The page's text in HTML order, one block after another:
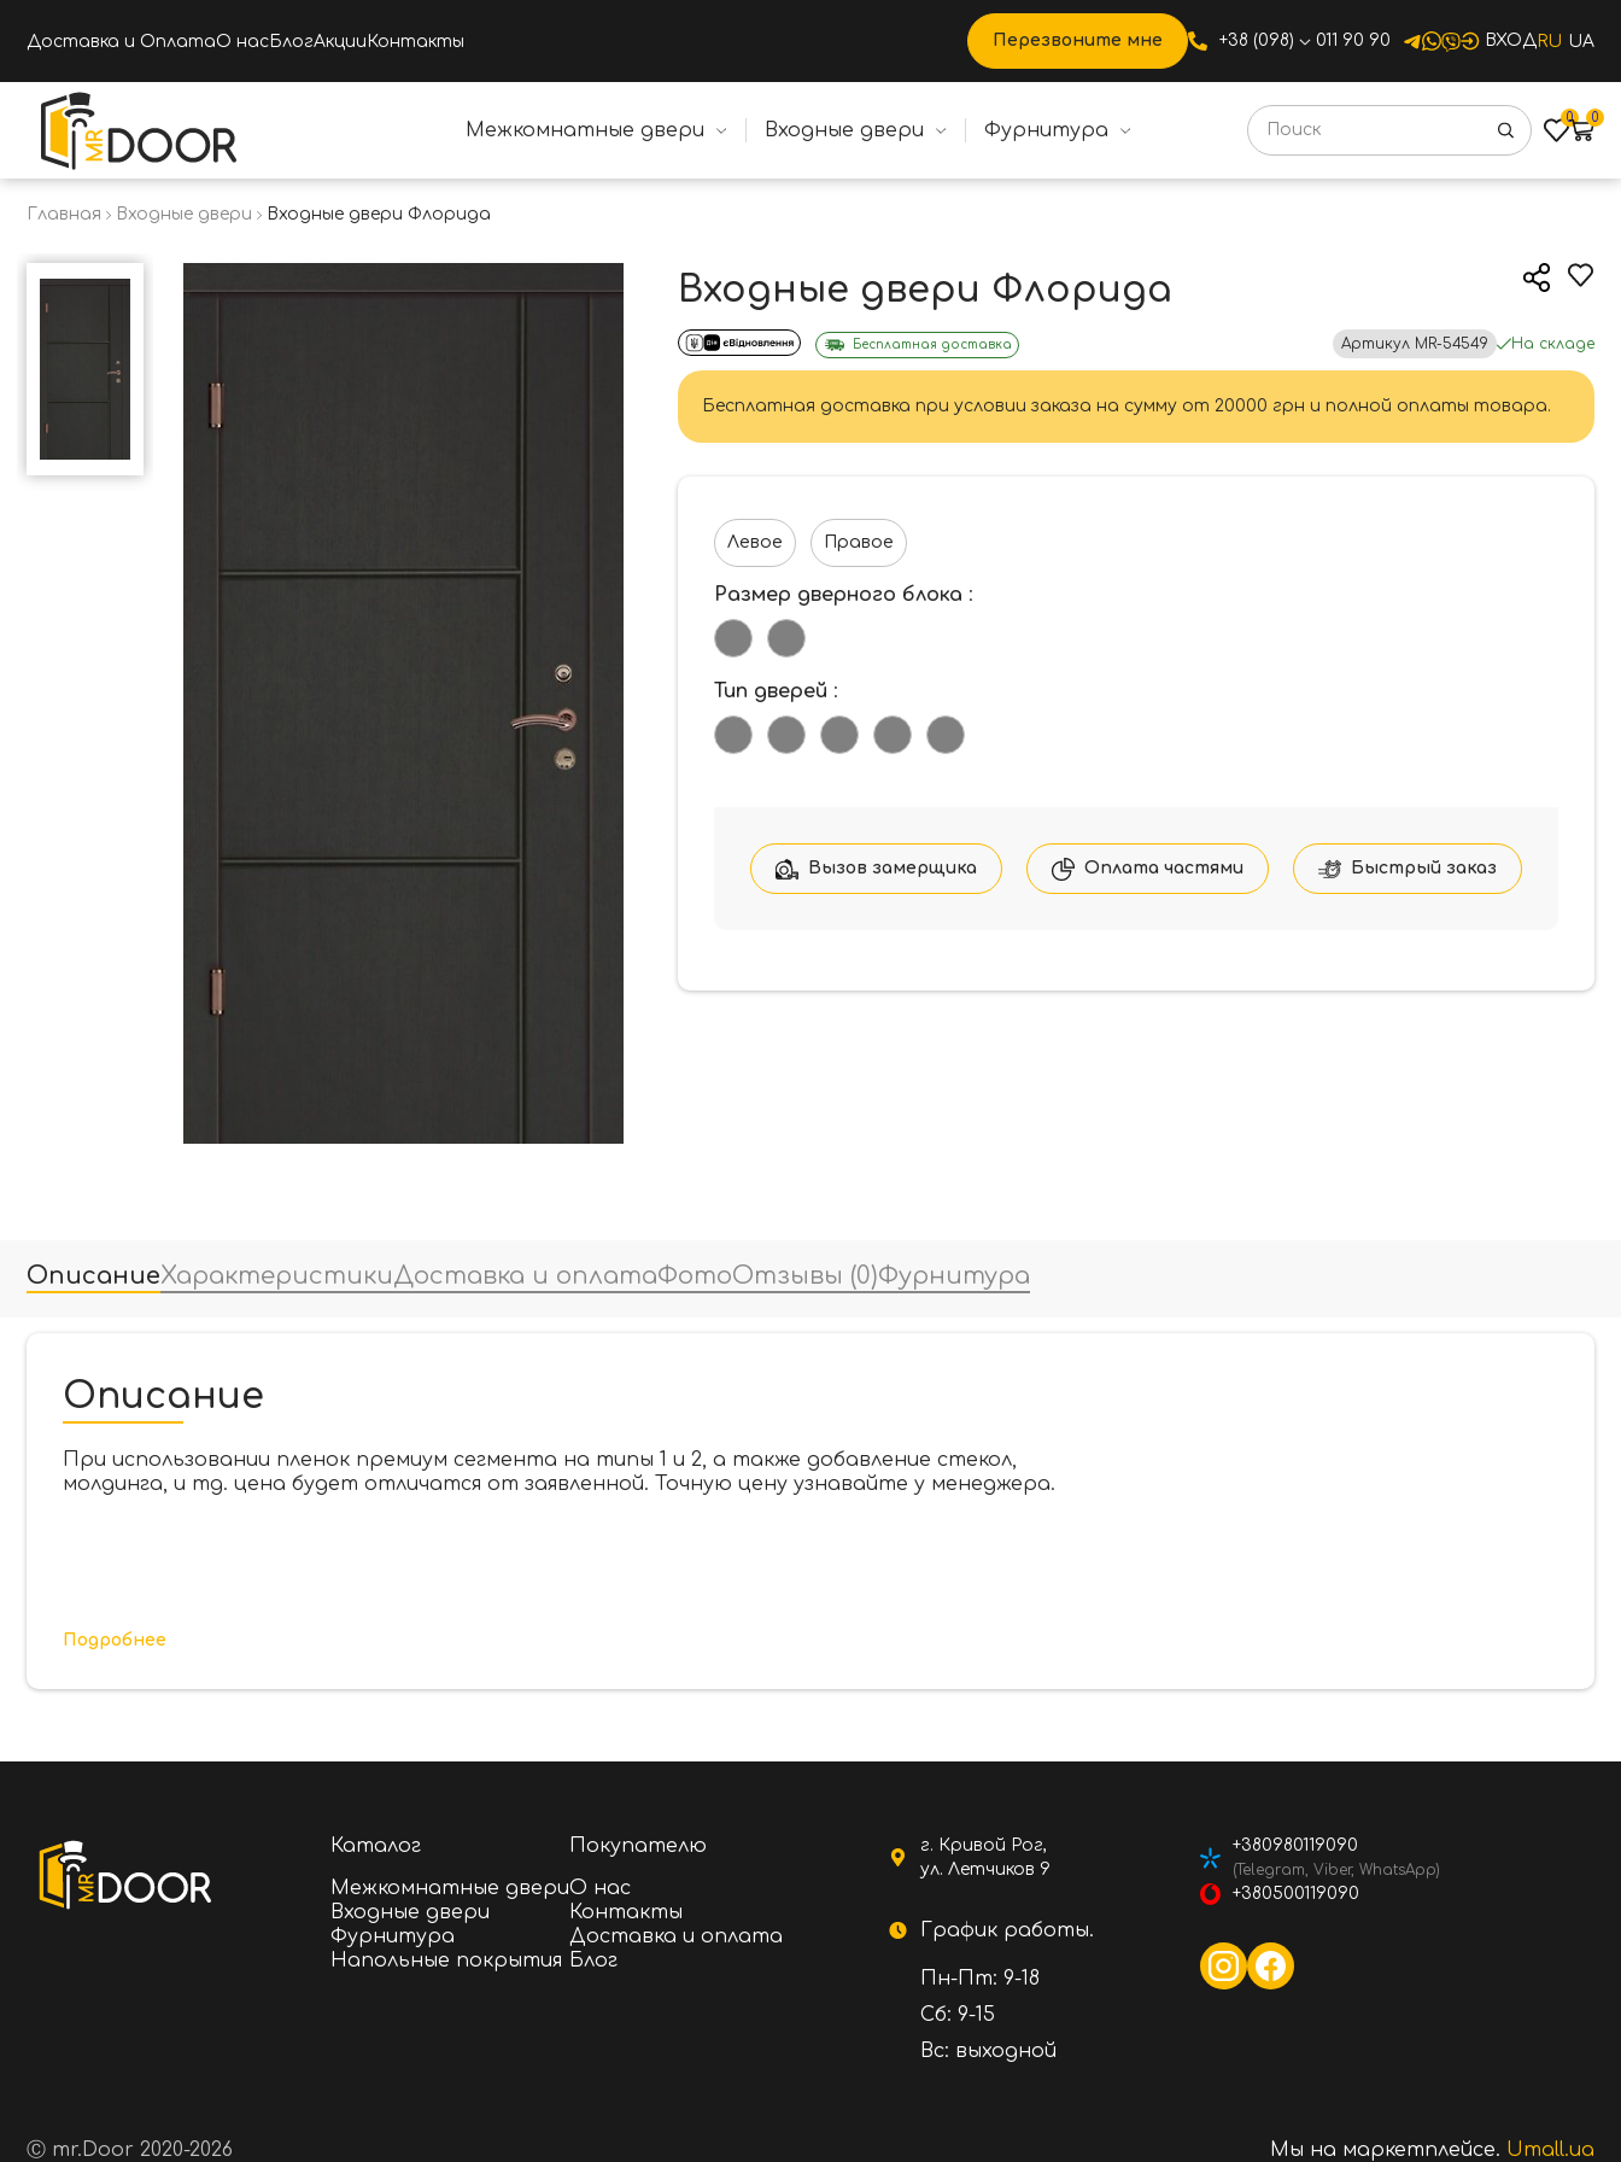
Доставка и ОплатаО нас БлогАкции Контакты Перезвоните мне +38 (098) 011 90 90 ВХОД RU UA
Межкомнатные двери Входные двери Фурнитура
0 0
Главная Входные двери Входные двери Флорида
Входные двери Флорида
Бесплатная доставка Артикул MR-54549 На складе
Бесплатная доставка при условии заказа на сумму от 20000 грн и полной оплаты товара.
Левое Правое
Размер дверного блока :
Тип дверей :
Вызов замерщика Оплата частями Быстрый заказ
ОписаниеХарактеристикиДоставка и оплатаФотоОтзывы (0)Фурнитура
Описание
При использовании пленок премиум сегмента на типы 1 и 2, а также добавление стекол,
молдинга, и тд. цена будет отличатся от заявленной. Точную цену узнавайте у менеджера.
Подробнее
Каталог
Межкомнатные двери
Входные двери
Фурнитура
Напольные покрытия
Покупателю
О нас
Контакты
Доставка и оплата
Блог
г. Кривой Рог,
ул. Летчиков 9
График работы.
Пн-Пт: 9-18
Сб: 9-15
Вс: выходной
+380980119090
(Telegram, Viber, WhatsApp)
+380500119090
Ⓒ mr.Door 2020-2026 Мы на маркетплейсе. Umall.ua